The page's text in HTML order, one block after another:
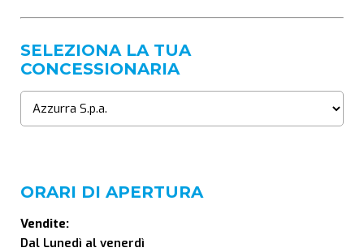
SELEZIONA LA TUA
CONCESSIONARIA
ORARI DI APERTURA
Vendite:
Dal Lunedì al venerdì